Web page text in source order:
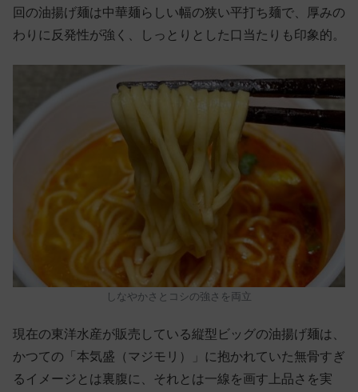
回の油揚げ麺は中華麺らしい幅の狭い平打ち麺で、厚みの
わりに反発性が強く、しっとりとした口当たりも印象的。
しなやかさとコシの強さを両立
現在の東洋水産が販売している縦型ビッグの油揚げ麺は、
かつての「本気盛（マジモリ）」に抱かれていた無骨すぎ
るイメージとは裏腹に、それとは一線を画す上品さを実